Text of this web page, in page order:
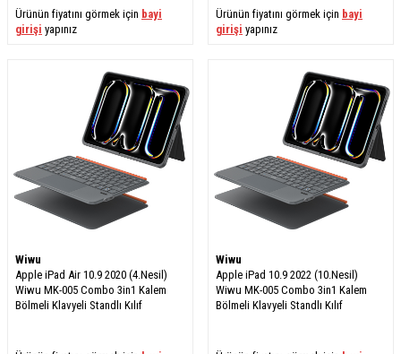
Ürünün fiyatını görmek için bayi
girişi yapınız
Ürünün fiyatını görmek için bayi
girişi yapınız
Wiwu
Apple iPad Air 10.9 2020 (4.Nesil)
Wiwu MK-005 Combo 3in1 Kalem
Bölmeli Klavyeli Standlı Kılıf
Wiwu
Apple iPad 10.9 2022 (10.Nesil)
Wiwu MK-005 Combo 3in1 Kalem
Bölmeli Klavyeli Standlı Kılıf